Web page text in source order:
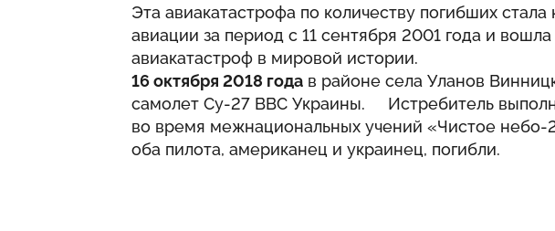
Эта авиакатастрофа по количеству погибших
авиации за период с 11 сентября 2001 года и
авиакатастроф в мировой истории.
16 октября 2018 года в районе села Уланов
самолет Су-27 ВВС Украины. Истребитель
во время межнациональных учений «Чистое небо-
оба пилота, американец и украинец, погибли.